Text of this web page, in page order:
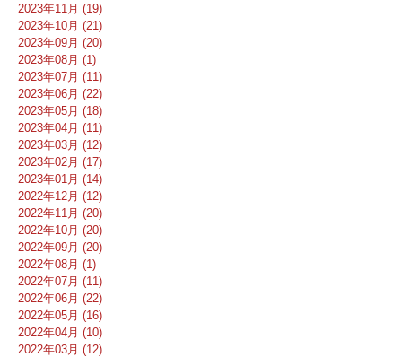
2023年11月 (19)
2023年10月 (21)
2023年09月 (20)
2023年08月 (1)
2023年07月 (11)
2023年06月 (22)
2023年05月 (18)
2023年04月 (11)
2023年03月 (12)
2023年02月 (17)
2023年01月 (14)
2022年12月 (12)
2022年11月 (20)
2022年10月 (20)
2022年09月 (20)
2022年08月 (1)
2022年07月 (11)
2022年06月 (22)
2022年05月 (16)
2022年04月 (10)
2022年03月 (12)